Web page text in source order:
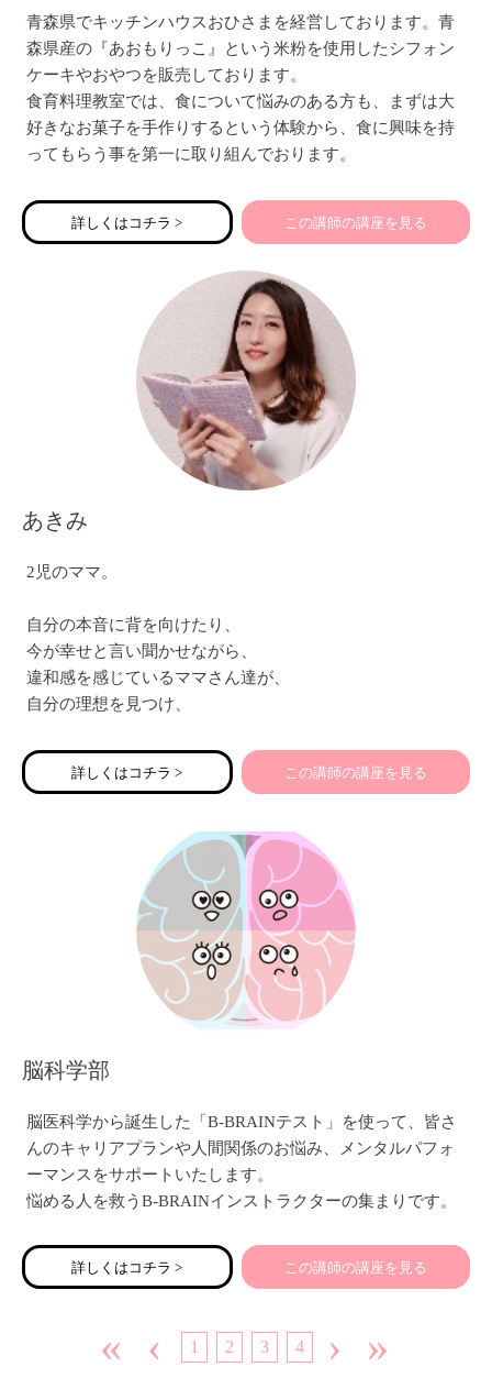
青森県でキッチンハウスおひさまを経営しております。青
森県産の『あおもりっこ』という米粉を使用したシフォン
ケーキやおやつを販売しております。
食育料理教室では、食について悩みのある方も、まずは大
好きなお菓子を手作りするという体験から、食に興味を持
ってもらう事を第一に取り組んでおります。
大人になっていく。未来に繋がる料理教室を運営しており
ます。
詳しくはコチラ > この講師の講座を見る
あきみ
2児のママ。
自分の本音に背を向けたり、
今が幸せと言い聞かせながら、
違和感を感じているママさん達が、
自分の理想を見つけ、
当たり前の世界になってほしい♡
マ達が夢や理想を叶える為の実現サポートをしています♪
詳しくはコチラ > この講師の講座を見る
脳科学部
脳医科学から誕生した「B-BRAINテスト」を使って、皆さ
んのキャリアプランや人間関係のお悩み、メンタルパフォ
ーマンスをサポートいたします。
悩める人を救うB-BRAINインストラクターの集まりです。
詳しくはコチラ > この講師の講座を見る
« ‹ 1 2 3 4 › »